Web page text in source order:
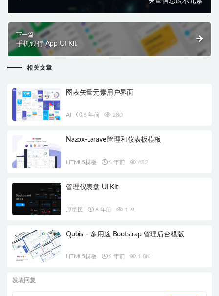
下一篇
手机银行 App UI Kit
相关文章
图表矢量元素用户界面
AI 6 年前 280
Nazox-Laravel管理和仪表板模板
HTML5模板 6 年前 482
管理仪表盘 UI Kit
原型图 6 年前 159
Qubis – 多用途 Bootstrap 管理后台模版
HTML5模板 6 年前 1.0K
发表回复